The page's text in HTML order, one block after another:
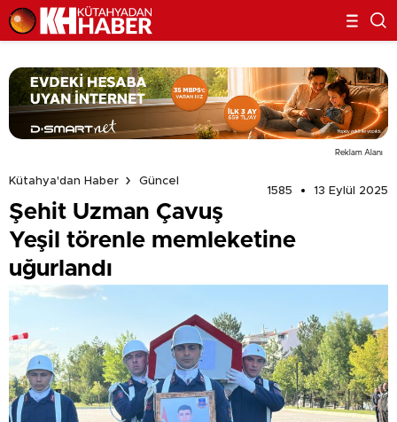
Reklam Alanı
Kütahya'dan Haber
Güncel
1585
13 Eylül 2025
Şehit Uzman Çavuş
Yeşil törenle memleketine
uğurlandı